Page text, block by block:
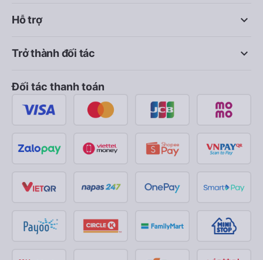
keyboard_arrow_down
Hỗ trợ
keyboard_arrow_down
Trở thành đối tác
Đối tác thanh toán